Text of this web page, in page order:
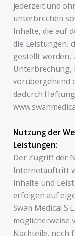
jederzeit und
unterbrechen
Inhalte, die auf
die Leistungen,
gestellt werden,
Unterbrechung,
vorübergehend
dadurch
Nutzung der
Leistungen:
Der Zugriff der
Internetauftritt
Inhalte und
erfolgen auf
Swan Medical
möglicherweise
Nachteile, noch